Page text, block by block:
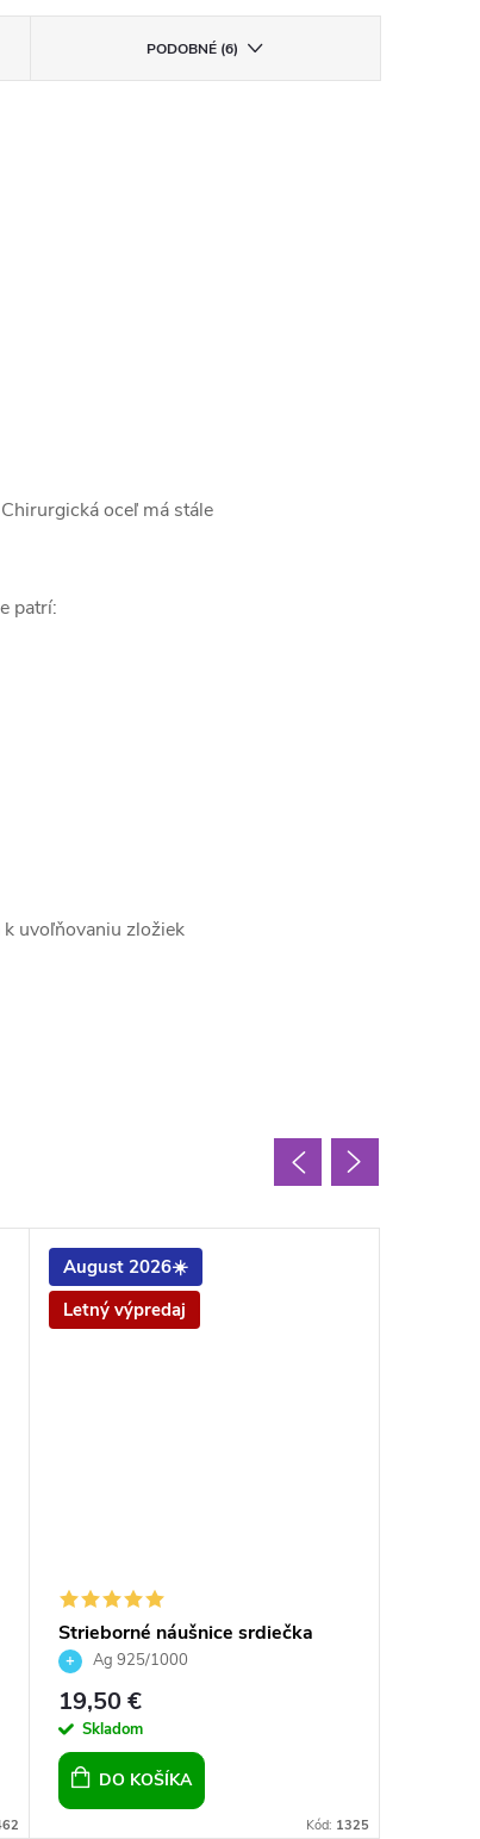
PODOBNÉ (6)
oceľ má stále
patrí:
uvoľňovaniu zložiek
August 2026☀️
Letný výpredaj
Strieborné náušnice srdiečka
Violet, dievčenské náušnice,
dámske náušnice
Ag 925/1000
19,50 €
Skladom
DO KOŠÍKA
Kód: 1325